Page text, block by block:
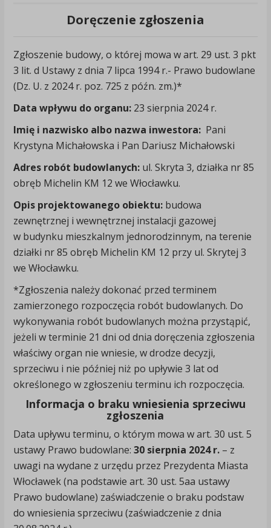
Doręczenie zgłoszenia
Zgłoszenie budowy, o której mowa w art. 29 ust. 3 pkt
3 lit. d Ustawy z dnia 7 lipca 1994 r.- Prawo budowlane
(Dz. U. z 2024 r. poz. 725 z późn. zm.)*
Data wpływu do organu:23 sierpnia 2024 r.
Imię i nazwisko albo nazwa inwestora:Pani
Krystyna Michałowska i Pan Dariusz Michałowski
Adres robót budowlanych:ul. Skryta 3, działka nr 85
ob­ręb Michelin KM 12 we Włoc­ławku.
Opis projektowanego obiektu:budowa
zewnętrznej i wewnętrznej instalacji gazowej
w budynku mieszkalnym jednorodzinnym, na terenie
działki nr 85 ob­ręb Michelin KM 12 przy ul. Skrytej 3
we Włocławku.
*Zgłoszenia należy dokonać przed terminem
zamierzonego rozpoczęcia robót budowlanych. Do
wykonywania robót budowlanych można przystąpić,
jeżeli w terminie 21 dni od dnia doręczenia zgłoszenia
właściwy organ nie wniesie, w drodze decyzji,
sprzeciwu i nie później niż po upływie 3 lat od
określonego w zgłoszeniu terminu ich rozpoczęcia.
Informacja o braku wniesienia sprzeciwu
zgłoszenia
Data upływu terminu, o którym mowa w art. 30 ust. 5
ustawy Prawo budowlane: 30 sierpnia 2024 r.– z
uwagi na wydane z urzędu przez Prezydenta Miasta
Włocławek (na podstawie art. 30 ust. 5aa ustawy
Prawo budowlane) zaświadczenie o braku podstaw
do wniesienia sprzeciwu (zaświadczenie z dnia